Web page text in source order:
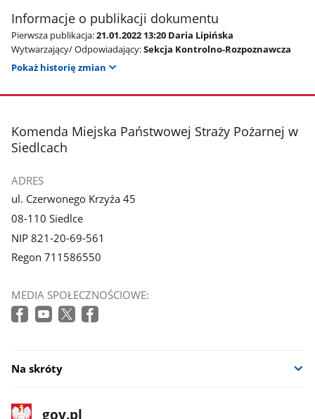
Informacje o publikacji dokumentu
Pierwsza publikacja:21.01.2022 13:20 Daria Lipińska
Wytwarzający/ Odpowiadający:Sekcja Kontrolno-Rozpoznawcza
Pokaż historię zmian
stopka
Komenda Miejska Państwowej Straży Pożarnej w
Siedlcach
ADRES
ul. Czerwonego Krzyża 45
08-110 Siedlce
NIP 821-20-69-561
Regon 711586550
MEDIA SPOŁECZNOŚCIOWE:
Na skróty
stopkaStrona
gov.pl